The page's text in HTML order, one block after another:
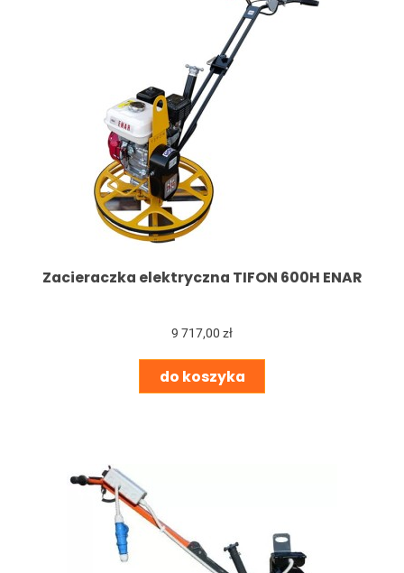
Zacieraczka elektryczna TIFON 600H ENAR
9 717,00 zł
do koszyka